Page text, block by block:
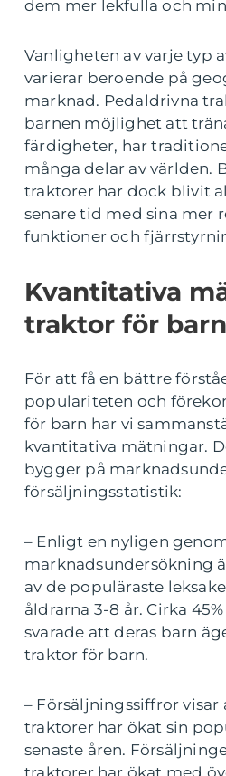
dem mer lekfulla och
Vanligheten av varje typ
varierar beroende på
marknad. Pedaldrivna
barnen möjlighet att
färdigheter, har
många delar av världen.
traktorer har dock blivit
senare tid med sina mer
funktioner och
Kvantitativa
traktor för barn
För att få en bättre
populariteten och
för barn har vi
kvantitativa mätningar.
bygger på
försäljningsstatistik:
– Enligt en nyligen
marknadsundersökning
av de populäraste
åldrarna 3-8 år. Cirka
svarade att deras barn
traktor för barn.
– Försäljningssiffror
traktorer har ökat sin
senaste åren.